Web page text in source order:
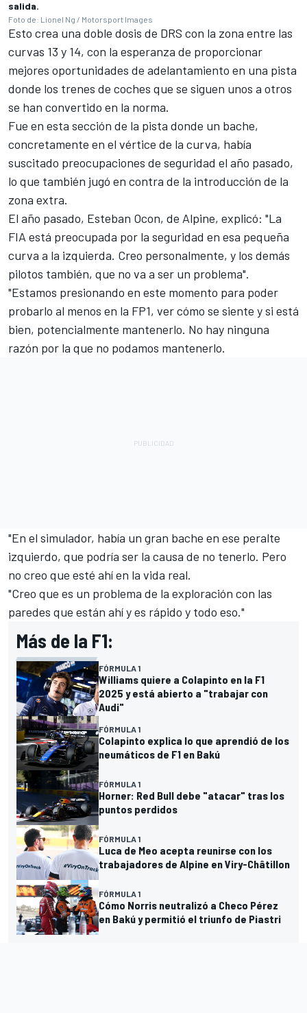
salida.
Foto de: Lionel Ng / Motorsport Images
Esto crea una doble dosis de DRS con la zona entre las
curvas 13 y 14, con la esperanza de proporcionar
mejores oportunidades de adelantamiento en una pista
donde los trenes de coches que se siguen unos a otros
se han convertido en la norma.
Fue en esta sección de la pista donde un bache,
concretamente en el vértice de la curva, había
suscitado preocupaciones de seguridad el año pasado,
lo que también jugó en contra de la introducción de la
zona extra.
El año pasado, Esteban Ocon, de Alpine, explicó: "La
FIA está preocupada por la seguridad en esa pequeña
curva a la izquierda. Creo personalmente, y los demás
pilotos también, que no va a ser un problema".
"Estamos presionando en este momento para poder
probarlo al menos en la FP1, ver cómo se siente y si está
bien, potencialmente mantenerlo. No hay ninguna
razón por la que no podamos mantenerlo.
"En el simulador, había un gran bache en ese peralte
izquierdo, que podría ser la causa de no tenerlo. Pero
no creo que esté ahí en la vida real.
"Creo que es un problema de la exploración con las
paredes que están ahí y es rápido y todo eso."
Más de la F1:
FÓRMULA 1
Williams quiere a Colapinto en la F1
2025 y está abierto a "trabajar con
Audi"
FÓRMULA 1
Colapinto explica lo que aprendió de los
neumáticos de F1 en Bakú
FÓRMULA 1
Horner: Red Bull debe "atacar" tras los
puntos perdidos
FÓRMULA 1
Luca de Meo acepta reunirse con los
trabajadores de Alpine en Viry-Châtillon
FÓRMULA 1
Cómo Norris neutralizó a Checo Pérez
en Bakú y permitió el triunfo de Piastri